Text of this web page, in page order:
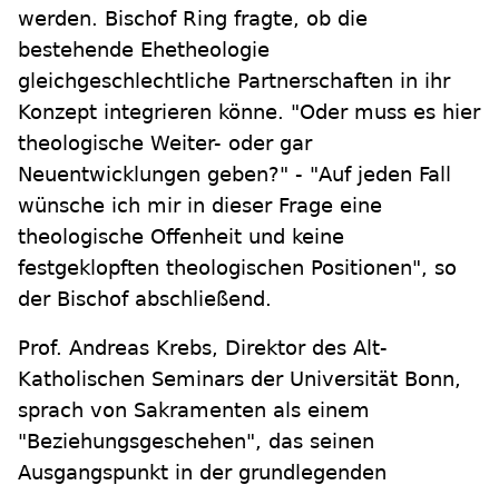
werden. Bischof Ring fragte, ob die
bestehende Ehetheologie
gleichgeschlechtliche Partnerschaften in ihr
Konzept integrieren könne. "Oder muss es hier
theologische Weiter- oder gar
Neuentwicklungen geben?" - "Auf jeden Fall
wünsche ich mir in dieser Frage eine
theologische Offenheit und keine
festgeklopften theologischen Positionen", so
der Bischof abschließend.
Prof. Andreas Krebs, Direktor des Alt-
Katholischen Seminars der Universität Bonn,
sprach von Sakramenten als einem
"Beziehungsgeschehen", das seinen
Ausgangspunkt in der grundlegenden